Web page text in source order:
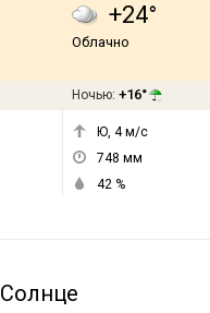
+24°
Облачно
Ночью: +16°
Ю, 4м/с
748 мм
42 %
Солнце